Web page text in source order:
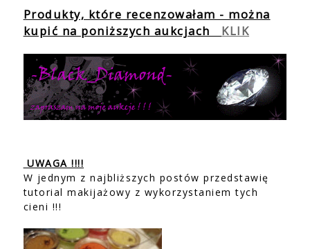
Produkty, które recenzowałam - można
kupić na poniższych aukcjach KLIK
UWAGA !!!!
W jednym z najbliższych postów przedstawię
tutorial makijażowy z wykorzystaniem tych
cieni !!!